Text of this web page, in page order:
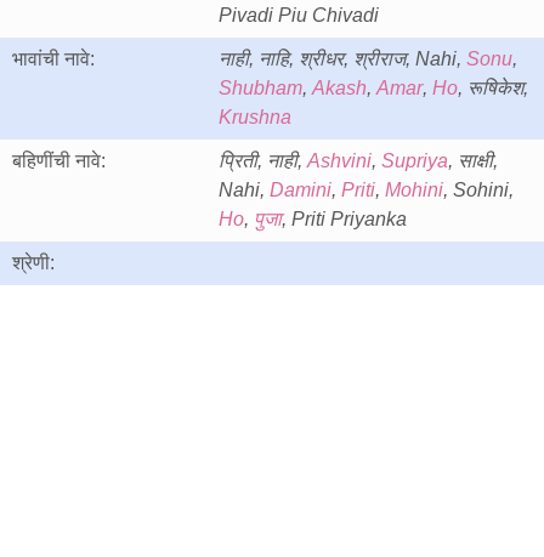
Pivadi Piu Chivadi
भावांची नावे: नाही, नाहि, श्रीधर, श्रीराज, Nahi, Sonu,
Shubham, Akash, Amar, Ho, रूषिकेश,
Krushna
बहिणींची नावे: प्रिती, नाही, Ashvini, Supriya, साक्षी,
Nahi, Damini, Priti, Mohini, Sohini,
Ho, पुजा, Priti Priyanka
श्रेणी: